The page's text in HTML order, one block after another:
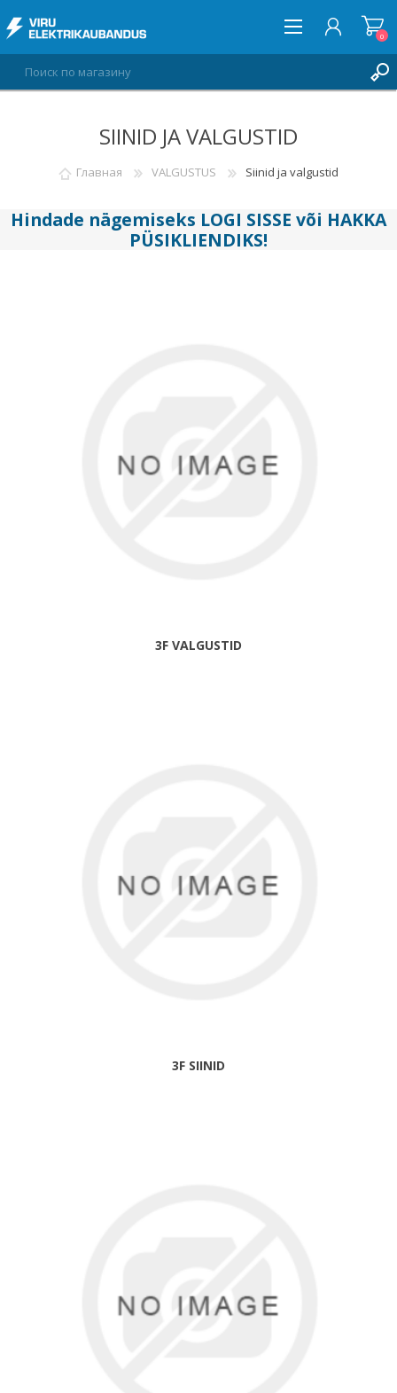
СПИСОК ПОЖЕЛАНИЙ
0
0
SIINID JA VALGUSTID
Главная VALGUSTUS Siinid ja valgustid
Hindade nägemiseks LOGI SISSE või HAKKA
PÜSIKLIENDIKS!
3F VALGUSTID
3F SIINID